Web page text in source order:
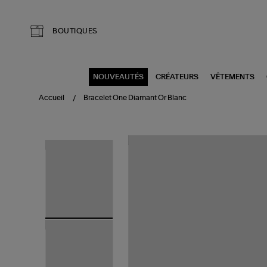
BOUTIQUES
NOUVEAUTÉS CRÉATEURS VÊTEMENTS
Accueil Bracelet One Diamant Or Blanc